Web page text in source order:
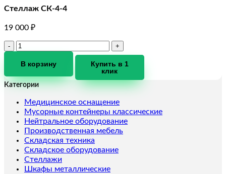
Стеллаж СК-4-4
19 000 ₽
Количество
Стеллаж
4
В корзину
Купить в 1
клик
Категории
Медицинское оснащение
Мусорные контейнеры классические
Нейтральное оборудование
Производственная мебель
Складская техника
Складское оборудование
Стеллажи
Шкафы металлические